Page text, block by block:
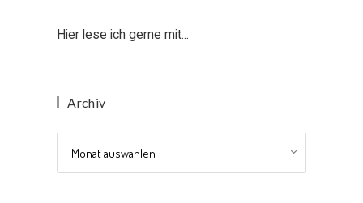
Hier lese ich gerne mit...
Archiv